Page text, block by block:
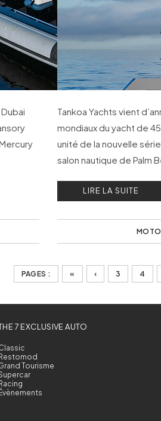
Tankoa Yachts vient
mondiaux du yacht de
unité de la nouvelle
salon nautique de Palm
LIRE LA SUITE
PAGES : « ‹ 3 4
7 EXCLUSIVE AUTO
Restomod
Tourisme
Racing
Évènements